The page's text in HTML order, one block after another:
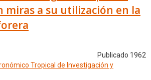
miras a su utilización en la
Publicado 1962
Tropical de Investigación y